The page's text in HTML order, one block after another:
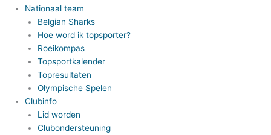
Nationaal team
Belgian Sharks
Hoe word ik topsporter?
Roeikompas
Topsportkalender
Topresultaten
Olympische Spelen
Clubinfo
Lid worden
Clubondersteuning